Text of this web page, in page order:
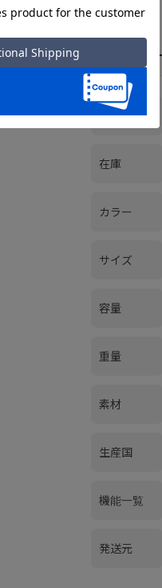
スペックと
ブランド
発送元
カラー
在庫
サイズ
容量
重量
素材
生産国
機能一覧